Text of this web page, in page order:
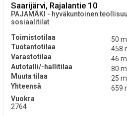
Saarijärvi, Rajalantie 10
PAJAMÄKI - hyväkuntoinen
sosiaalitilat
Toimistotilaa
50 m
Tuotantotilaa 458
Varastotilaa 46 m
Autotalli/-hallitilaa 80 m
Muuta tilaa 25 m
Yhteensä 659
Vuokra
2764